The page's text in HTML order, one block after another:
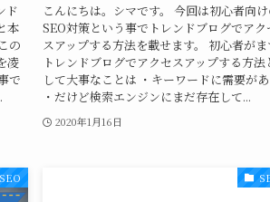
ド
本
の
凌
で
こんにちは。シマです。 今回は初心者向
SEO対策という事でトレンドブログでアク
スアップする方法を載せます。 初心者が
トレンドブログでアクセスアップする方法
して大事なことは ・キーワードに需要が
・だけど検索エンジンにまだ存在して...
2020年1月16日
SEO